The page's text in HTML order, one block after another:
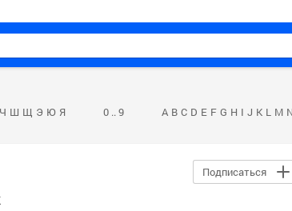
Ч Ш Щ Э Ю Я 0 .. 9 A B C D E F G H I J K L M N
Подписаться